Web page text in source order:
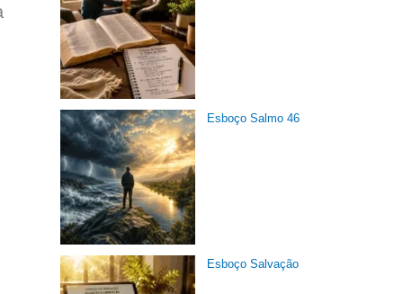
Esboço Salmo 46
Esboço Salvação